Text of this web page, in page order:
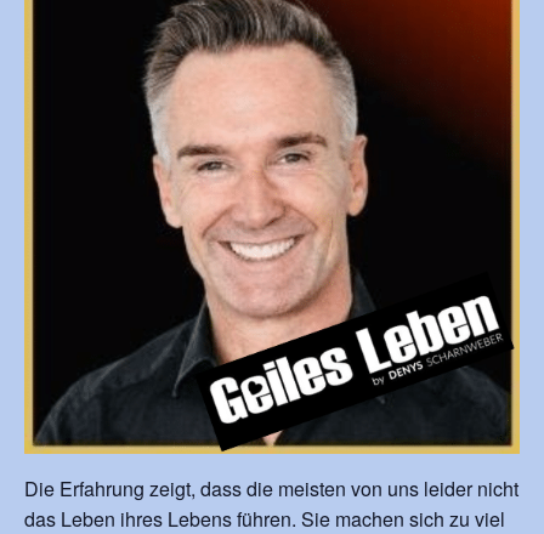
Die Erfahrung zeigt, dass die meisten von uns leider nicht
das Leben ihres Lebens führen. Sie machen sich zu viel